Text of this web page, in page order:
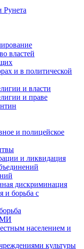
Рунета
властей
и в политической
и власти
и праве
и полицейское
и ликвидация
дискриминация
и борьба с
населением и
культуры